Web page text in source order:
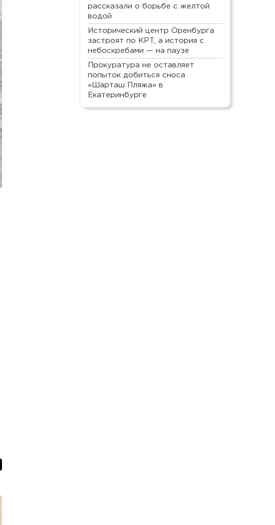
рассказали о борьбе с желтой
водой
Исторический центр Оренбурга
застроят по КРТ, а история с
небоскребами — на паузе
Прокуратура не оставляет
попыток добиться сноса
«Шарташ Пляжа» в
Екатеринбурге